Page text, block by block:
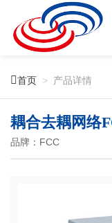
首页 > 产品详情
耦合去耦网络
品牌：FCC